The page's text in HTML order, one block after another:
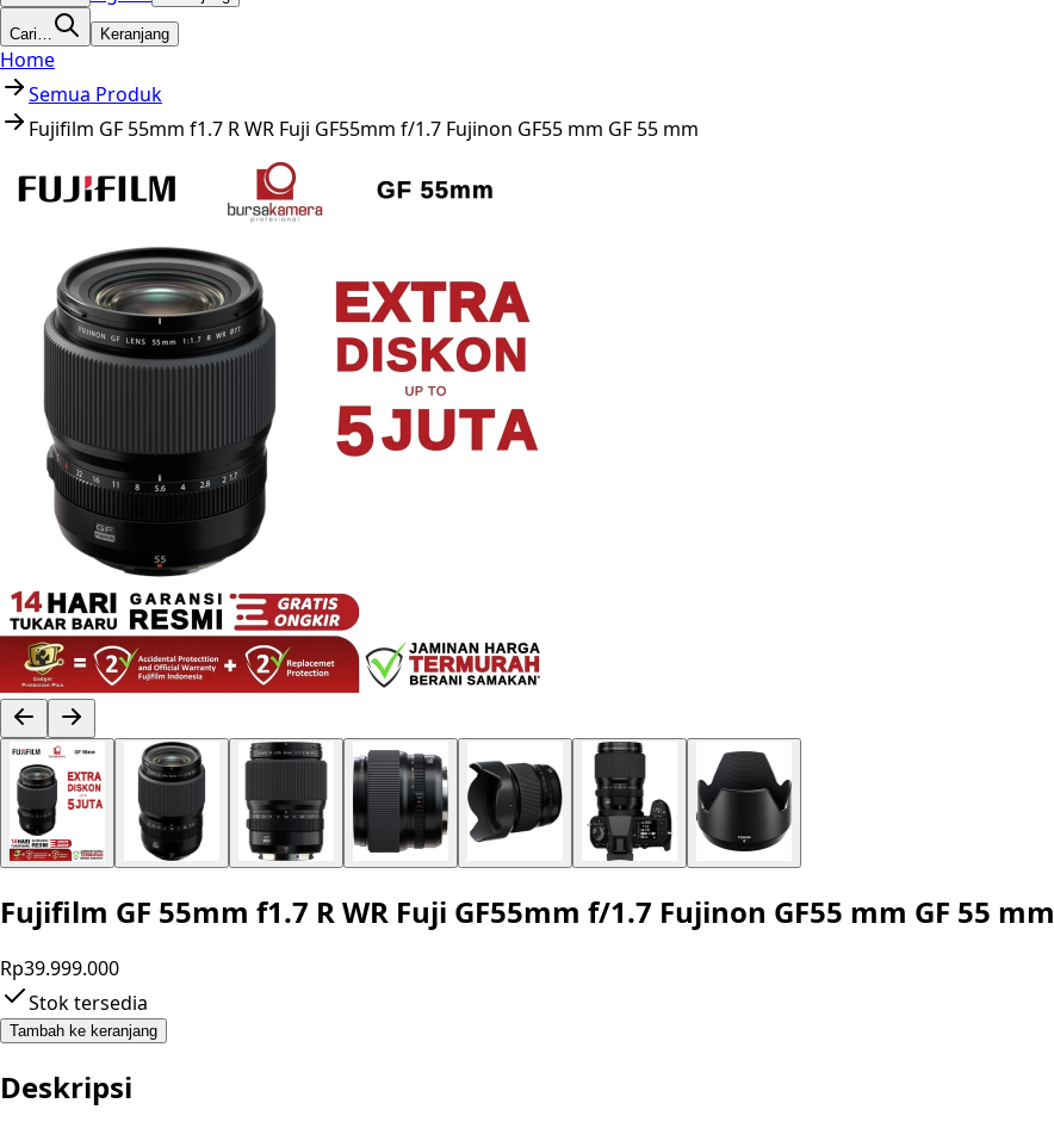
Cari… Keranjang
Home
Semua Produk
Fujifilm GF 55mm f1.7 R WR Fuji GF55mm f/1.7 Fujinon GF55 mm GF 55 mm
Fujifilm GF 55mm f1.7 R WR Fuji GF55mm f/1.7 Fujinon GF55 mm GF 55 mm
Rp39.999.000
Stok tersedia
Tambah ke keranjang
Deskripsi